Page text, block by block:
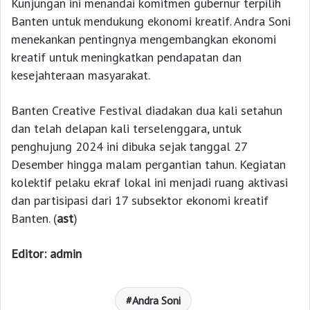
Banten untuk mendukung ekonomi kreatif. Andra Soni
menekankan pentingnya mengembangkan ekonomi
kreatif untuk meningkatkan pendapatan dan
kesejahteraan masyarakat.
Banten Creative Festival diadakan dua kali setahun
dan telah delapan kali terselenggara, untuk
penghujung 2024 ini dibuka sejak tanggal 27
Desember hingga malam pergantian tahun. Kegiatan
kolektif pelaku ekraf lokal ini menjadi ruang aktivasi
dan partisipasi dari 17 subsektor ekonomi kreatif
Banten. (ast)
Editor: admin
Andra Soni